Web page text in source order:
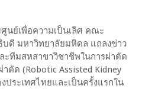
นย์เพื่อความเป็นเลิศ คณะ
บดี มหาวิทยาลัยมหิดล แถลงข่าว
ะทีมสหสาขาวิชาชีพในการผ่าตัด
ด (Robotic Assisted Kidney
ประเทศไทยและเป็นครั้งแรกใน